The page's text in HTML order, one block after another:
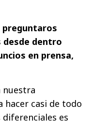
preguntaros
desde dentro
en prensa,
nuestra
hacer casi de todo
es